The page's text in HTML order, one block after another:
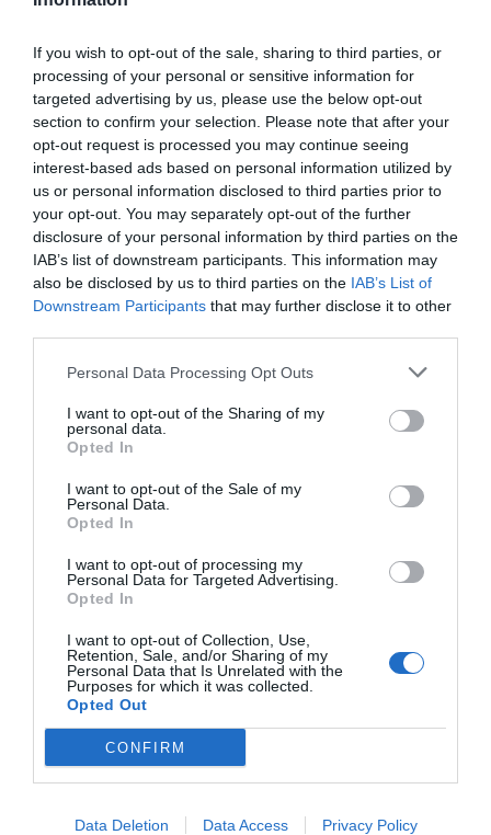
If you wish to opt-out of the sale, sharing to third parties, or
processing of your personal or sensitive information for
targeted advertising by us, please use the below opt-out
section to confirm your selection. Please note that after your
opt-out request is processed you may continue seeing
interest-based ads based on personal information utilized by
us or personal information disclosed to third parties prior to
your opt-out. You may separately opt-out of the further
disclosure of your personal information by third parties on the
IAB’s list of downstream participants. This information may
also be disclosed by us to third parties on the IAB’s List of
Downstream Participants that may further disclose it to other
Personal Data Processing Opt Outs
I want to opt-out of the Sharing of my
personal data.
Opted In
I want to opt-out of the Sale of my
Personal Data.
Opted In
I want to opt-out of processing my
Personal Data for Targeted Advertising.
Opted In
I want to opt-out of Collection, Use,
Retention, Sale, and/or Sharing of my
Personal Data that Is Unrelated with the
Purposes for which it was collected.
Opted Out
CONFIRM
Data Deletion Data Access Privacy Policy
dubta de les bones intencions dels compromisos
socials de les marques, però quan intenten
aprofitar-se dels mateixos per transformar-los de
manera subtil, en estratègies per vendre, les
bones intencions esclaten en mil trossos i les
accions passen a ser un contingut de
greenwashing
que es torna en contra de
l'empresa.
És evident que, cada vegada més, significar
alguna cosa positiva i socialment responsable és
un valor clar i ambimpactedirecte
en la línia de
flotació del negoci i la imatge de l'empresa. Però,
com totes les coses, o es fa bé o és millor no fer-
Google de forma gratuïta
Estigues informat amb les últimes notícies d'actualitat
ACTIVAR ARA